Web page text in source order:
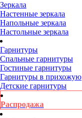
Зеркала
Настенные зеркала
Напольные зеркала
Настольные зеркала
Гарнитуры
Спальные гарнитуры
Гостиные гарнитуры
Гарнитуры в прихожую
Детские гарнитуры
Распродажа